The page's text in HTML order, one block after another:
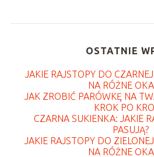
OSTATNIE
JAKIE RAJSTOPY DO
NA RÓŻNE
JAK ZROBIĆ PARÓWKĘ NA
KROK PO
CZARNA SUKIENKA: JAKIE
PASUJĄ?
JAKIE RAJSTOPY DO
NA RÓŻNE